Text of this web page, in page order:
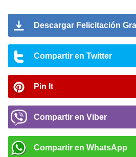
Descargar Felicitación
Compartir en Twitter
Pin It
Compartir en Viber
Compartir en WhatsApp